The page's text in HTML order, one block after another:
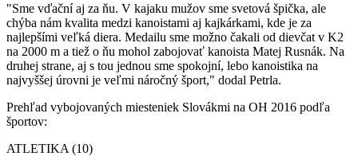
"Sme vďační aj za ňu. V kajaku mužov sme svetová špička, ale
chýba nám kvalita medzi kanoistami aj kajkárkami, kde je za
najlepšími veľká diera. Medailu sme možno čakali od dievčat v K2
na 2000 m a tiež o ňu mohol zabojovať kanoista Matej Rusnák. Na
druhej strane, aj s tou jednou sme spokojní, lebo kanoistika na
najvyššej úrovni je veľmi náročný šport," dodal Petrla.
Prehľad vybojovaných miesteniek Slovákmi na OH 2016 podľa
športov:
ATLETIKA (10)